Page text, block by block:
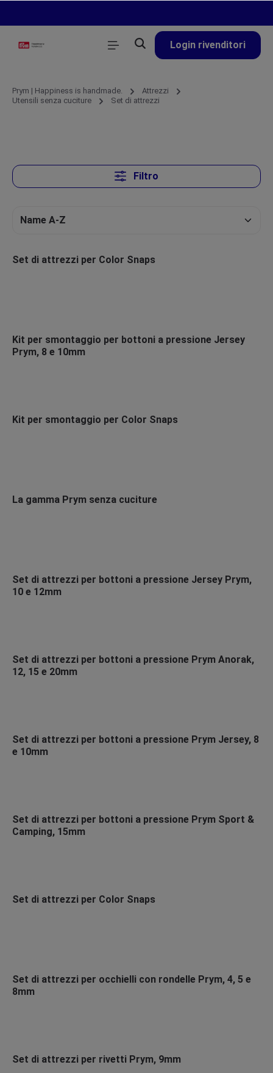
Login rivenditori
Prym | Happiness is handmade.
Attrezzi
Utensili senza cuciture
Set di attrezzi
Filtro
Set di attrezzi per Color Snaps
Kit per smontaggio per bottoni a pressione Jersey
Prym, 8 e 10mm
Kit per smontaggio per Color Snaps
La gamma Prym senza cuciture
Set di attrezzi per bottoni a pressione Jersey Prym,
10 e 12mm
Set di attrezzi per bottoni a pressione Prym Anorak,
12, 15 e 20mm
Set di attrezzi per bottoni a pressione Prym Jersey, 8
e 10mm
Set di attrezzi per bottoni a pressione Prym Sport &
Camping, 15mm
Set di attrezzi per Color Snaps
Set di attrezzi per occhielli con rondelle Prym, 4, 5 e
8mm
Set di attrezzi per rivetti Prym, 9mm